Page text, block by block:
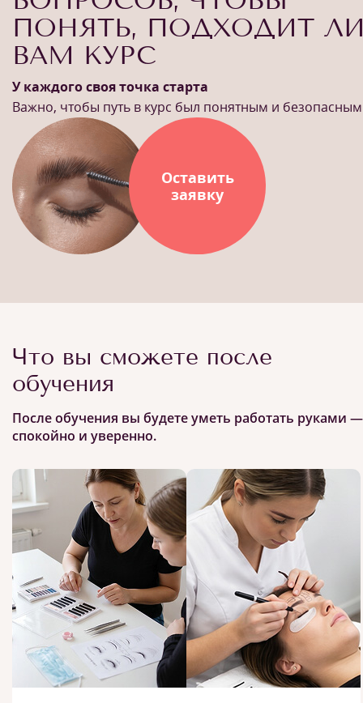
ПОНЯТЬ, ПОДХОДИТ
ВАМ КУРС
У каждого своя точка старта
Важно, чтобы путь в курс был понятным и безопасным
Оставить
заявку
Что вы сможете после
обучения
После обучения вы будете уметь работать руками —
спокойно и уверенно.